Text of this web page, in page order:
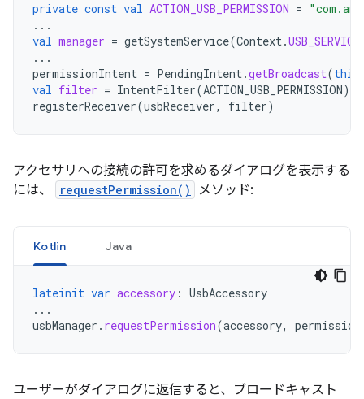
private const val ACTION_USB_PERMISSION =
...
val manager = getSystemService(Context.USB_SERVICE
...
permissionIntent = PendingIntent.getBroadcast(this
val filter = IntentFilter(ACTION_USB_PERMISSION)
registerReceiver(usbReceiver, filter)
アクセサリへの接続の許可を求めるダイアログを表示する
には、
requestPermission() メソッド:
Kotlin Java
lateinit var accessory : UsbAccessory
...
usbManager . requestPermission(accessory,
ユーザーがダイアログに返信すると、ブロードキャスト